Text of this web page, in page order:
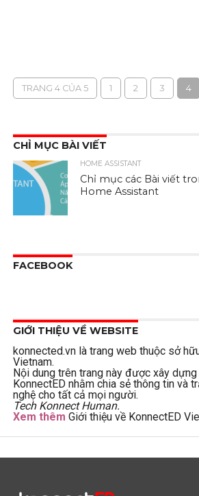
TRANG 4 CỦA 5 1 2 3 4
CHỈ MỤC BÀI VIẾT
HOME ASSISTANT
Chỉ mục các Bài viết
Home Assistant
FACEBOOK
GIỚI THIỆU VỀ WEBSITE
konnected.vn là trang web thuộc sở
Vietnam.
Nội dung trên trang này được xây
KonnectED nhằm chia sẻ thông tin và
nghệ cho tất cả mọi người.
Tech Konnect Human.
Xem thêm Giới thiệu về KonnectED